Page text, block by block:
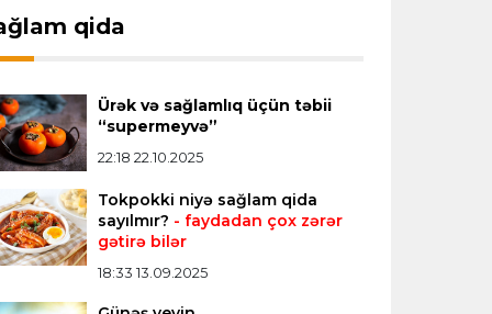
yaxındır
xəbərlər >>>
qida
Ürək və sağlamlıq üçün təbii
“supermeyvə”
22:18 22.10.2025
Tokpokki niyə sağlam qida
sayılmır? - faydadan çox zərər
gətirə bilər
18:33 13.09.2025